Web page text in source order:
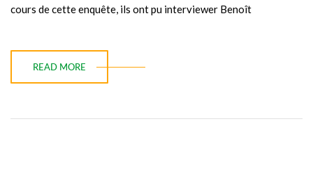
cours de cette enquête, ils ont pu interviewer Benoît
READ MORE